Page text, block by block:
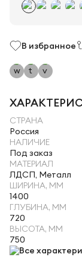
В избранное
СТРАНА
Россия
НАЛИЧИЕ
Под заказ
МАТЕРИАЛ
ЛДСП, Металл
ШИРИНА, ММ
1400
ГЛУБИНА, ММ
720
ВЫСОТА, ММ
750
Все